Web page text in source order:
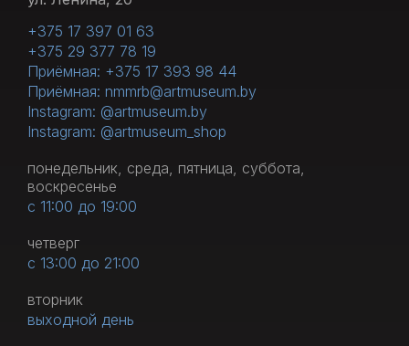
+375 17 397 01 63
+375 29 377 78 19
Приёмная: +375 17 393 98 44
Приёмная: nmmrb@artmuseum.by
Instagram: @artmuseum.by
Instagram: @artmuseum_shop
понедельник, среда, пятница, суббота,
воскресенье
с 11:00 до 19:00
четверг
с 13:00 до 21:00
вторник
выходной день